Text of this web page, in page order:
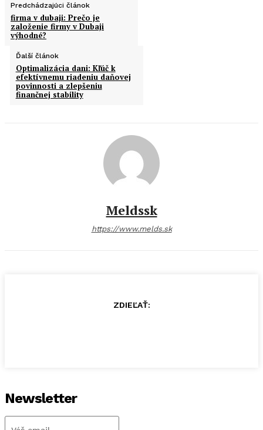
Predchádzajúci článok
firma v dubaji: Prečo je
založenie firmy v Dubaji
výhodné?
Ďalší článok
Optimalizácia dani: Kľúč k
efektívnemu riadeniu daňovej
povinnosti a zlepšeniu
finančnej stability
Meldssk
https://www.melds.sk
ZDIEĽAŤ:
Newsletter